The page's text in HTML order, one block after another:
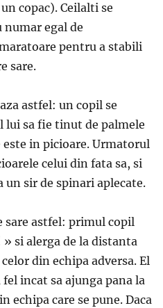
copac). Ceilalti se
egal de
pentru a stabili
sare.
astfel: un copil se
lui sa fie tinut de palmele
in picioare. Urmatorul
celui din fata sa, si
un sir de spinari aplecate.
sare astfel: primul copil
si alerga de la distanta
din echipa adversa. El
incat sa ajunga pana la
echipa care se pune. Daca